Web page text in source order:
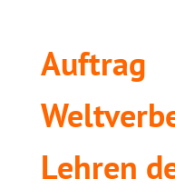
Auftrag
Lehren